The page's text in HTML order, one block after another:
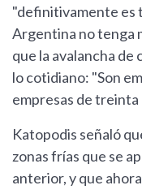
"definitivamente es
Argentina no tenga
que la avalancha de
lo cotidiano: "Son
empresas de treinta
Katopodis señaló
zonas frías que se
anterior, y que